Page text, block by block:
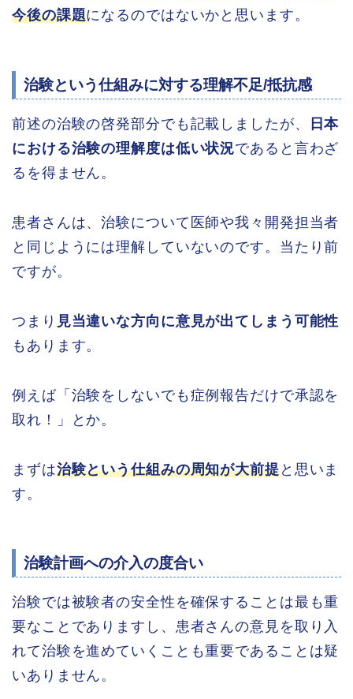
今後の課題になるのではないかと思います。
治験という仕組みに対する理解不足/抵抗感
前述の治験の啓発部分でも記載しましたが、
日本
における治験の理解度は低い状況であると言わざ
るを得ません。
患者さんは、治験について医師や我々開発担当者
と同じようには理解していないのです。当たり前
ですが。
つまり 見当違いな方向に意見が出てしまう可能性
もあります。
例えば「治験をしないでも症例報告だけで承認を
取れ！」とか。
まずは治験という仕組みの周知が大前提と思いま
す。
治験計画への介入の度合い
治験では被験者の安全性を確保することは最も重
要なことでありますし、患者さんの意見を取り入
れて治験を進めていくことも重要であることは疑
いありません。